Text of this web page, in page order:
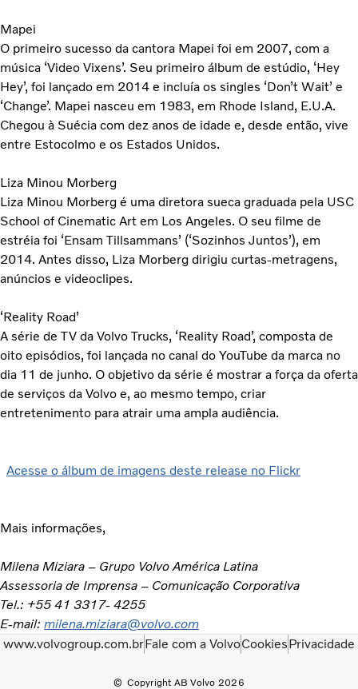
Mapei
O primeiro sucesso da cantora Mapei foi em 2007, com a
música ‘Video Vixens’. Seu primeiro álbum de estúdio, ‘Hey
Hey’, foi lançado em 2014 e incluía os singles ‘Don’t Wait’ e
‘Change’. Mapei nasceu em 1983, em Rhode Island, E.U.A.
Chegou à Suécia com dez anos de idade e, desde então, vive
entre Estocolmo e os Estados Unidos.
Liza Minou Morberg
Liza Minou Morberg é uma diretora sueca graduada pela USC
School of Cinematic Art em Los Angeles. O seu filme de
estréia foi ‘Ensam Tillsammans’ (‘Sozinhos Juntos’), em
2014. Antes disso, Liza Morberg dirigiu curtas-metragens,
anúncios e videoclipes.
‘Reality Road’
A série de TV da Volvo Trucks, ‘Reality Road’, composta de
oito episódios, foi lançada no canal do YouTube da marca no
dia 11 de junho. O objetivo da série é mostrar a força da oferta
de serviços da Volvo e, ao mesmo tempo, criar
entretenimento para atrair uma ampla audiência.
Acesse o álbum de imagens deste release no Flickr
Mais informações,
Milena Miziara – Grupo Volvo América Latina
Assessoria de Imprensa – Comunicação Corporativa
Tel.: +55 41 3317- 4255
E-mail: milena.miziara@volvo.com
Copyright AB Volvo 2026
www.volvogroup.com.brFale com a VolvoCookiesPrivacidade